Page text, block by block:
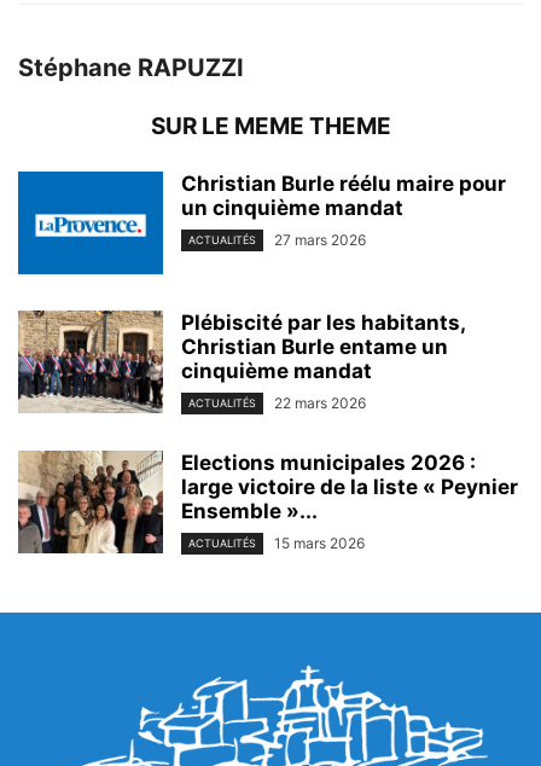
Stéphane RAPUZZI
SUR LE MEME THEME
Christian Burle réélu maire pour
un cinquième mandat
ACTUALITÉS 27 mars 2026
Plébiscité par les habitants,
Christian Burle entame un
cinquième mandat
ACTUALITÉS 22 mars 2026
Elections municipales 2026 :
large victoire de la liste « Peynier
Ensemble »...
ACTUALITÉS 15 mars 2026